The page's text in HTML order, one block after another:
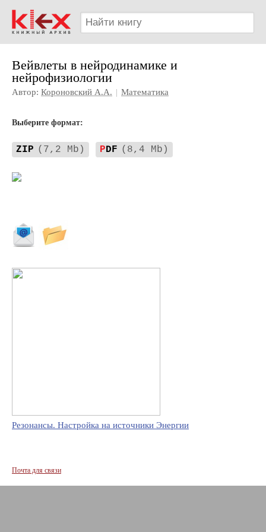
Вейвлеты в нейродинамике и
нейрофизиологии
Автор: Короновский А.А. | Математика
Выберите формат:
ZIP (7,2 Mb) PDF (8,4 Mb)
Резонансы. Настройка на источники Энергии
Почта для связи